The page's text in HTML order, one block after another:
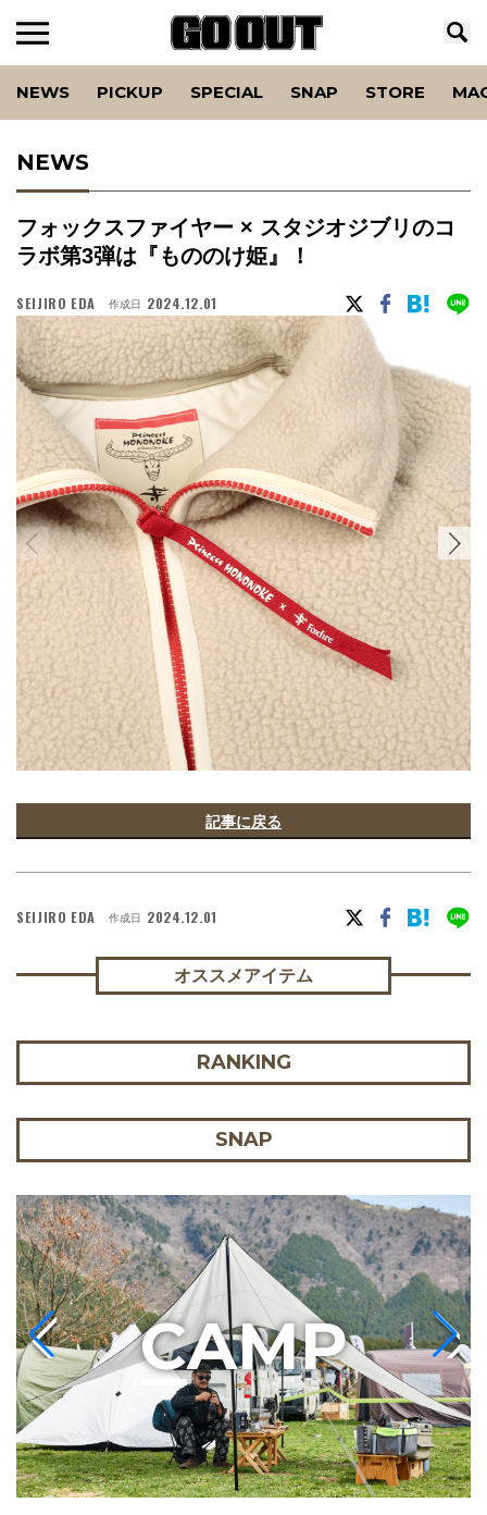
NEWS PICKUP SPECIAL SNAP STORE
NEWS
フォックスファイヤー × スタジオジブリのコ
ラボ第3弾は『もののけ姫』！
SEIJIRO EDA 作成日 2024.12.01
記事に戻る
SEIJIRO EDA 作成日 2024.12.01
オススメアイテム
RANKING
SNAP
CAMP